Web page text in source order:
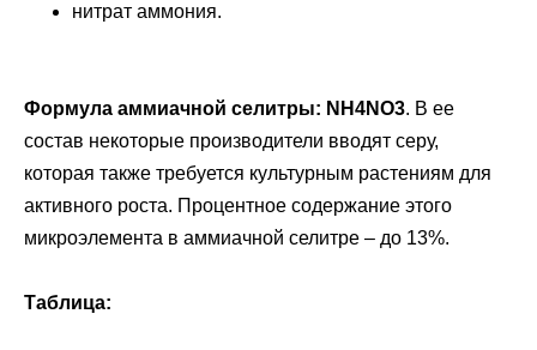
нитрат аммония.
Формула аммиачной селитры: NH4NO3. В ее
состав некоторые производители вводят серу,
которая также требуется культурным растениям для
активного роста. Процентное содержание этого
микроэлемента в аммиачной селитре – до 13%.
Таблица: